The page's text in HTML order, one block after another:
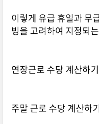
이렇게 유급 휴일과 무
빙을 고려하여 지정되
연장근로 수당 계산하기
주말 근로 수당 계산하